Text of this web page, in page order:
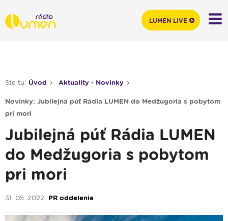
Ste tu: Úvod Aktuality - Novinky
Novinky: Jubilejná púť Rádia LUMEN do Medžugoria s pobytom
pri mori
Jubilejná púť Rádia LUMEN
do Medžugoria s pobytom
pri mori
31. 05. 2022 PR oddelenie
LUMEN LIVE